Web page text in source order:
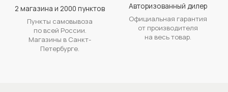
2 магазина и 2000 пунктов
Пункты самовывоза
по всей России.
Магазины в Санкт-
Петербурге.
Авторизованный дилер
Официальная гарантия
от производителя
на весь товар.